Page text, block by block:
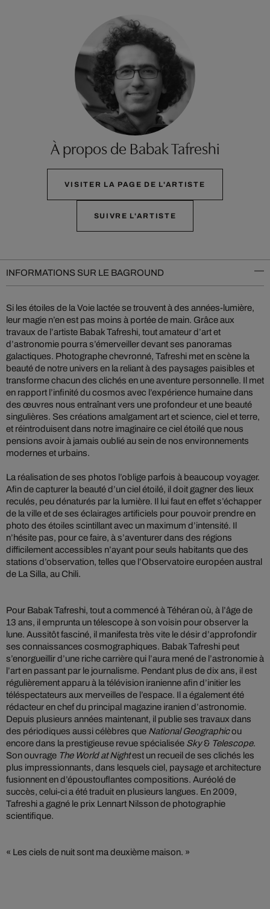
À propos de Babak Tafreshi
VISITER LA PAGE DE L'ARTISTE
SUIVRE L'ARTISTE
INFORMATIONS SUR LE BAGROUND
Si les étoiles de la Voie lactée se trouvent à des années-lumière,
leur magie n’en est pas moins à portée de main. Grâce aux
travaux de l’artiste Babak Tafreshi, tout amateur d’art et
d’astronomie pourra s’émerveiller devant ses panoramas
galactiques. Photographe chevronné, Tafreshi met en scène la
beauté de notre univers en la reliant à des paysages paisibles et
transforme chacun des clichés en une aventure personnelle. Il met
en rapport l’infinité du cosmos avec l’expérience humaine dans
des œuvres nous entraînant vers une profondeur et une beauté
singulières. Ses créations amalgament art et science, ciel et terre,
et réintroduisent dans notre imaginaire ce ciel étoilé que nous
pensions avoir à jamais oublié au sein de nos environnements
modernes et urbains.
La réalisation de ses photos l’oblige parfois à beaucoup voyager.
Afin de capturer la beauté d’un ciel étoilé, il doit gagner des lieux
reculés, peu dénaturés par la lumière. Il lui faut en effet s’échapper
de la ville et de ses éclairages artificiels pour pouvoir prendre en
photo des étoiles scintillant avec un maximum d’intensité. Il
n’hésite pas, pour ce faire, à s’aventurer dans des régions
difficilement accessibles n’ayant pour seuls habitants que des
stations d’observation, telles que l’Observatoire européen austral
de La Silla, au Chili.
Pour Babak Tafreshi, tout a commencé à Téhéran où, à l’âge de
13 ans, il emprunta un télescope à son voisin pour observer la
lune. Aussitôt fasciné, il manifesta très vite le désir d’approfondir
ses connaissances cosmographiques. Babak Tafreshi peut
s’enorgueillir d’une riche carrière qui l’aura mené de l’astronomie à
l’art en passant par le journalisme. Pendant plus de dix ans, il est
régulièrement apparu à la télévision iranienne afin d’initier les
téléspectateurs aux merveilles de l’espace. Il a également été
rédacteur en chef du principal magazine iranien d’astronomie.
Depuis plusieurs années maintenant, il publie ses travaux dans
des périodiques aussi célèbres que National Geographicou
encore dans la prestigieuse revue spécialisée Sky& Telescope.
Son ouvrage The World at Nightest un recueil de ses clichés les
plus impressionnants, dans lesquels ciel, paysage et architecture
fusionnent en d’époustouflantes compositions. Auréolé de
succès, celui-ci a été traduit en plusieurs langues. En 2009,
Tafreshi a gagné le prix Lennart Nilsson de photographie
scientifique.
« Les ciels de nuit sont ma deuxième maison. »